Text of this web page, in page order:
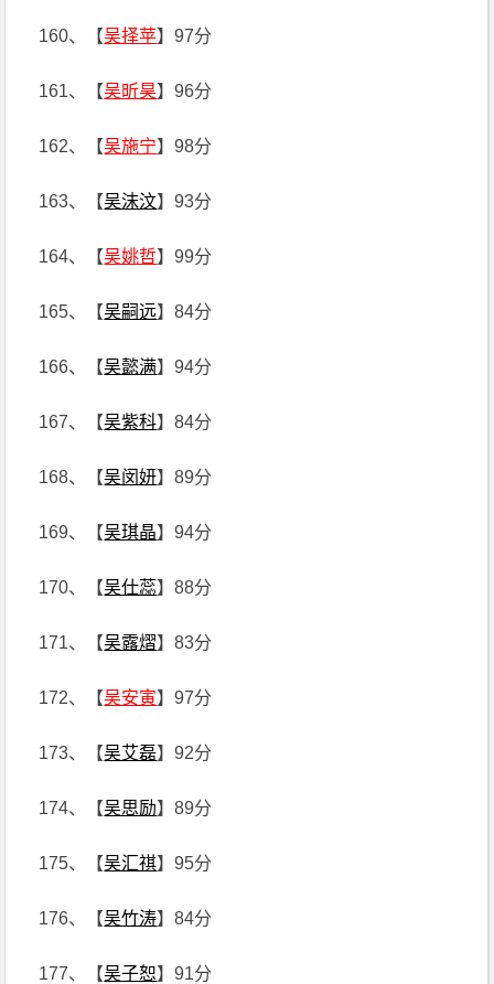
160、【吴择苹】97分
161、【吴昕昊】96分
162、【吴施宁】98分
163、【吴沫汶】93分
164、【吴姚哲】99分
165、【吴嗣远】84分
166、【吴懿满】94分
167、【吴紫科】84分
168、【吴闵妍】89分
169、【吴琪晶】94分
170、【吴仕蕊】88分
171、【吴露熠】83分
172、【吴安寅】97分
173、【吴艾磊】92分
174、【吴思励】89分
175、【吴汇祺】95分
176、【吴竹涛】84分
177、【吴子恕】91分